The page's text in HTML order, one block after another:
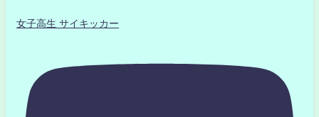
女子高生 サイキッカー